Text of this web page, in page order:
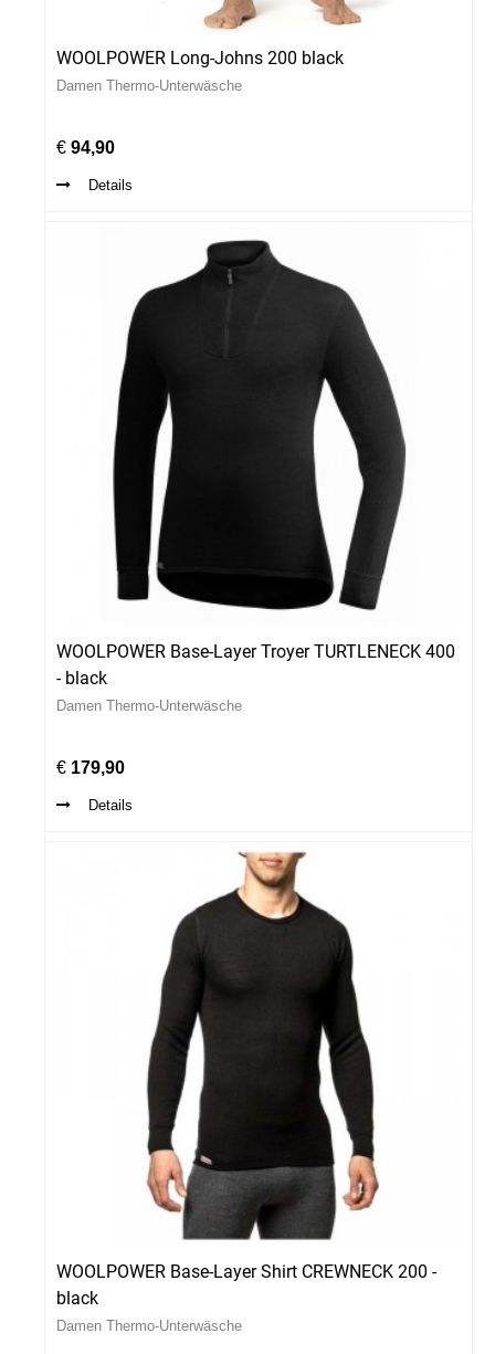
WOOLPOWER Long-Johns 200 black
Damen Thermo-Unterwäsche
€ 94,90
Details
WOOLPOWER Base-Layer Troyer TURTLENECK 400
- black
Damen Thermo-Unterwäsche
€ 179,90
Details
WOOLPOWER Base-Layer Shirt CREWNECK 200 -
black
Damen Thermo-Unterwäsche